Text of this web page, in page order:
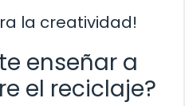
la creatividad!
enseñar a
el reciclaje?